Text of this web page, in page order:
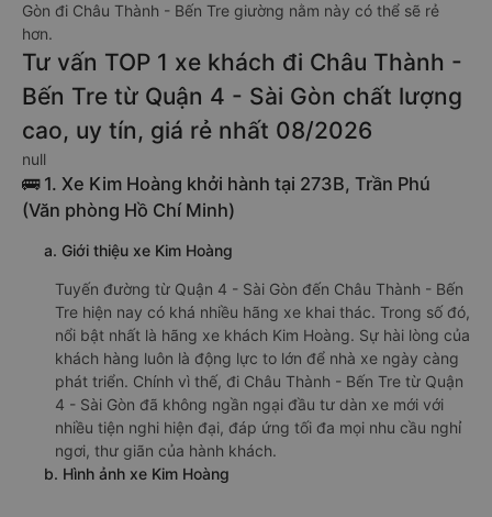
Gòn đi Châu Thành - Bến Tre giường nằm này có thể sẽ rẻ
hơn.
Tư vấn TOP 1 xe khách đi Châu Thành -
Bến Tre từ Quận 4 - Sài Gòn chất lượng
cao, uy tín, giá rẻ nhất 08/2026
null
🚌 1. Xe Kim Hoàng khởi hành tại 273B, Trần Phú
(Văn phòng Hồ Chí Minh)
a. Giới thiệu xe Kim Hoàng
Tuyến đường từ Quận 4 - Sài Gòn đến Châu Thành - Bến
Tre hiện nay có khá nhiều hãng xe khai thác. Trong số đó,
nổi bật nhất là hãng xe khách Kim Hoàng. Sự hài lòng của
khách hàng luôn là động lực to lớn để nhà xe ngày càng
phát triển. Chính vì thế, đi Châu Thành - Bến Tre từ Quận
4 - Sài Gòn đã không ngần ngại đầu tư dàn xe mới với
nhiều tiện nghi hiện đại, đáp ứng tối đa mọi nhu cầu nghỉ
ngơi, thư giãn của hành khách.
b. Hình ảnh xe Kim Hoàng